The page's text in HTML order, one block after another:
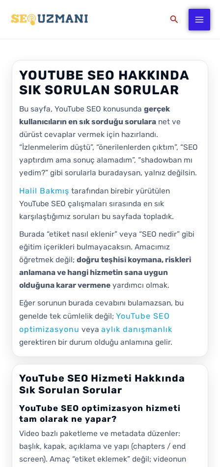
atla
Arama
YOUTUBE SEO HAKKINDA
SIK SORULAN SORULAR
Bu sayfa, YouTube SEO konusunda gerçek
kullanıcıların en sık sorduğu sorulara net ve
dürüst cevaplar vermek için hazırlandı.
“İzlenmelerim düştü”, “önerilenlerden çıktım”, “SEO
yaptırdım ama sonuç alamadım”, “shadowban mı
yedim?” gibi sorularla buradaysan, yalnız değilsin.
Halil Bakmış tarafından birebir yürütülen
YouTube SEO çalışmaları sırasında en sık
karşılaştığımız soruları bu sayfada topladık.
Burada “etiket nasıl eklenir” veya “SEO nedir” gibi
eğitim içerikleri bulmayacaksın. Amacımız
öğretmek değil; doğru teşhisi koymana, riskleri
anlamana ve hangi hizmetin sana uygun
olduğuna karar vermene yardımcı olmak.
Eğer sorunun burada cevabını bulamazsan, bu
genelde tek cümlelik değil; YouTube SEO
optimizasyonu veya aylık danışmanlık
gerektiren bir durum olduğu anlamına gelir.
YouTube SEO Hizmeti Hakkında
Sık Sorulan Sorular
YouTube SEO optimizasyon hizmeti
tam olarak ne yapar?
Video bazlı paketleme ve metadata düzenler:
başlık, kapak, açıklama ve yapı (chapters / end
screen). Amaç “etiket eklemek” değil; videonun